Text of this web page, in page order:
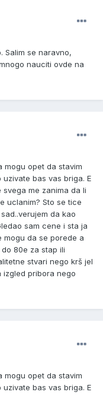
Salim se naravno,
nauciti ovde na
mogu opet da stavim
bas vas briga. E
me zanima da li
uclanim? Sto se tice
da kao
sam cene i sta ja
mogu da se porede a
80e za stap ili
stvari nego krš jel
izgled pribora nego
mogu opet da stavim
bas vas briga. E